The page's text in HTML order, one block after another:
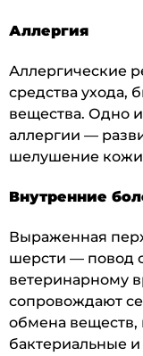
Аллергия
Аллергические
средства ухода,
вещества. Одно
аллергии —
шелушение
Внутренние
Выраженная
шерсти — повод
ветеринарному
сопровождают
обмена веществ,
бактериальные